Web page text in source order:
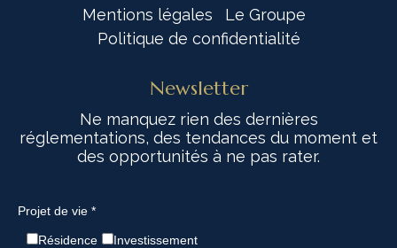
Mentions légales
Le Groupe
Politique de confidentialité
Newsletter
Ne manquez rien des dernières
réglementations, des tendances du moment et
des opportunités à ne pas rater.
Projet de vie *
Résidence Investissement